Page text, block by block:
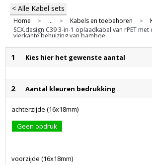
< Alle Kabel sets
Home > ... > Kabels en toebehoren >
SCX.design C39 3-in-1 oplaadkabel van rPET
vierkante behuizing van bamboe
1 Kies hier het gewenste aantal
2 Aantal kleuren bedrukking
achterzijde (16x18mm)
Geen opdruk
voorzijde (16x18mm)